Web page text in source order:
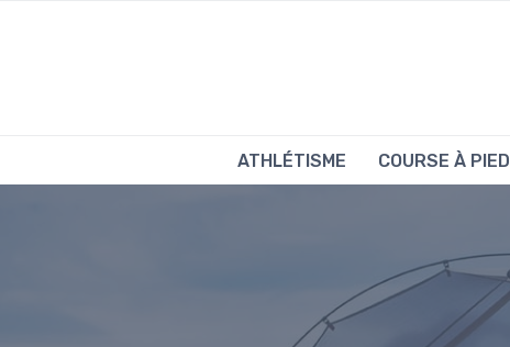
ATHLÉTISME COURSE À PIED